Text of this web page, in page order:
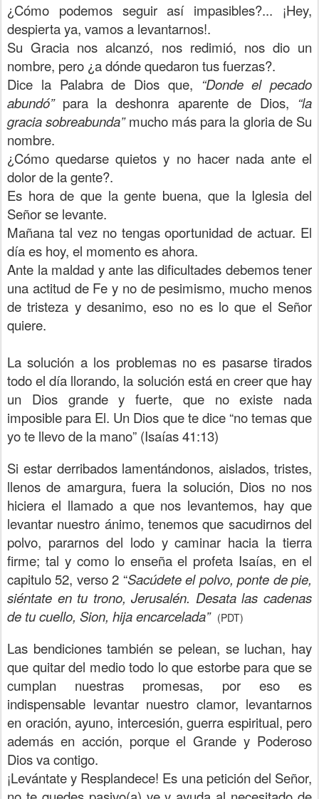
¿Cómo podemos seguir así impasibles?... ¡Hey,
despierta ya, vamos a levantarnos!.
Su Gracia nos alcanzó, nos redimió, nos dio un
nombre, pero ¿a dónde quedaron tus fuerzas?.
Dice la Palabra de Dios que, “Donde el pecado
abundó”para la deshonra aparente de Dios, “la
gracia sobreabunda”mucho más para la gloria de Su
nombre.
¿Cómo quedarse quietos y no hacer nada ante el
dolor de la gente?.
Es hora de que la gente buena, que la Iglesia del
Señor se levante.
Mañana tal vez no tengas oportunidad de actuar. El
día es hoy, el momento es ahora.
Ante la maldad y ante las dificultades debemos tener
una actitud de Fe y no de pesimismo, mucho menos
de tristeza y desanimo, eso no es lo que el Señor
quiere.
La solución a los problemas no es pasarse tirados
todo el día llorando, la solución está en creer que hay
un Dios grande y fuerte, que no existe nada
imposible para El. Un Dios que te dice “no temas que
yo te llevo de la mano” (Isaías 41:13)
Si estar derribados lamentándonos, aislados, tristes,
llenos de amargura, fuera la solución, Dios no nos
hiciera el llamado a que nos levantemos, hay que
levantar nuestro ánimo, tenemos que sacudirnos del
polvo, pararnos del lodo y caminar hacia la tierra
firme; tal y como lo enseña el profeta Isaías, en el
capitulo 52, verso 2 “Sacúdete el polvo, ponte de pie,
siéntate en tu trono, Jerusalén. Desata las cadenas
de tu cuello, Sion, hija encarcelada” (PDT)
Las bendiciones también se pelean, se luchan, hay
que quitar del medio todo lo que estorbe para que se
cumplan nuestras promesas, por eso es
indispensable levantar nuestro clamor, levantarnos
en oración, ayuno, intercesión, guerra espiritual, pero
además en acción, porque el Grande y Poderoso
Dios va contigo.
¡Levántate y Resplandece! Es una petición del Señor,